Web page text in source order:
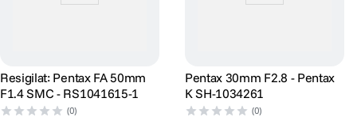
Resigilat: Pentax FA 50mm
F1.4 SMC - RS1041615-1
(0)
Pentax 30mm F2.8 - Pentax
K SH-1034261
(0)